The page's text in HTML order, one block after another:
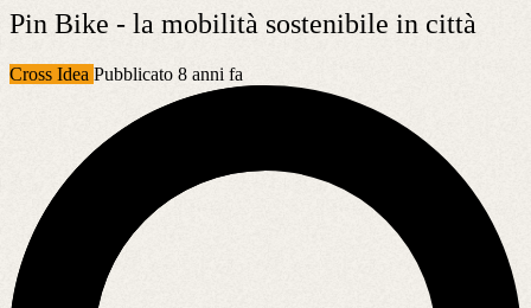
Pin Bike - la mobilità sostenibile in città
Cross Idea Pubblicato 8 anni fa